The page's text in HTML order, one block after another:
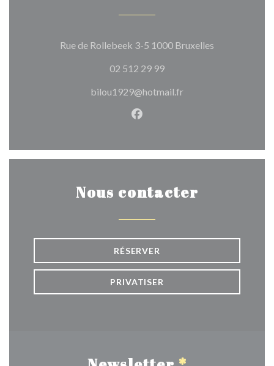
Rue de Rollebeek 3-5 1000 Bruxelles
02 512 29 99
bilou1929@hotmail.fr
Facebook ((ouvre une
Nous contacter
RÉSERVER
PRIVATISER